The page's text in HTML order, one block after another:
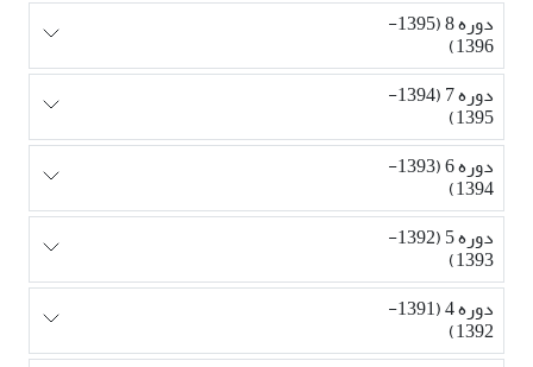
دوره 8 (1395-
1396)
دوره 7 (1394-
1395)
دوره 6 (1393-
1394)
دوره 5 (1392-
1393)
دوره 4 (1391-
1392)